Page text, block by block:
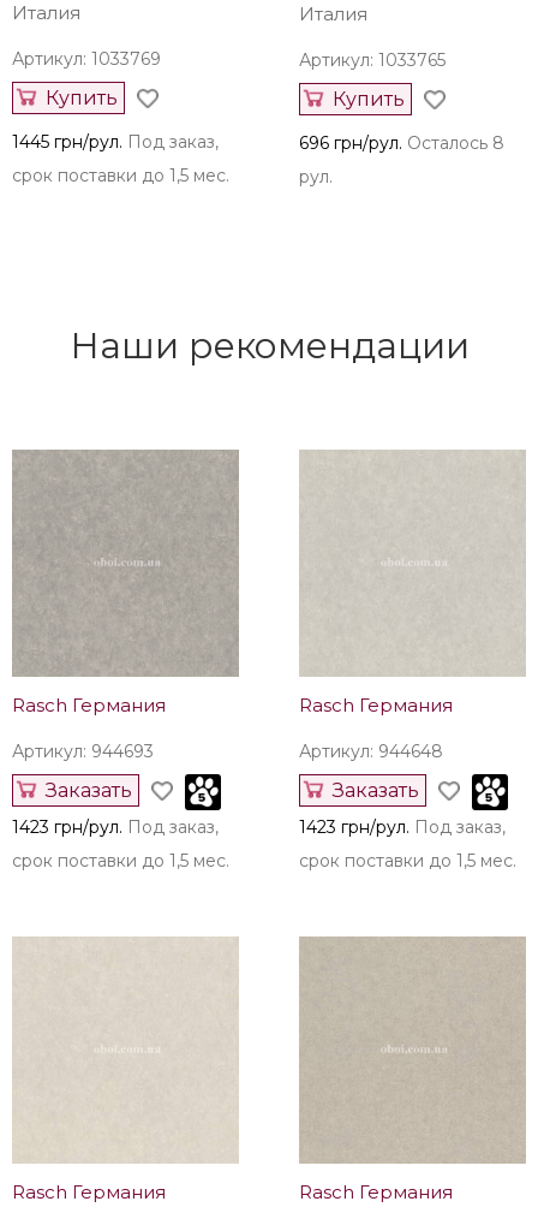
Италия
Артикул: 1033769
Купить
1445 грн/рул. Под заказ,
срок поставки до 1,5 мес.
Италия
Артикул: 1033765
Купить
696 грн/рул. Осталось 8
рул.
Наши рекомендации
Rasch Германия
Артикул: 944693
Заказать
1423 грн/рул. Под заказ,
срок поставки до 1,5 мес.
Rasch Германия
Артикул: 944648
Заказать
1423 грн/рул. Под заказ,
срок поставки до 1,5 мес.
Rasch Германия Rasch Германия